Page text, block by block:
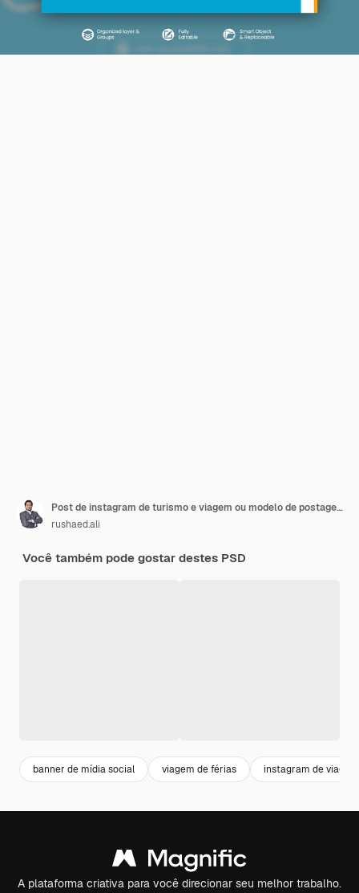
Post de instagram de turismo e viagem ou modelo de postagem de mídia social psd premium
rushaed.ali
Você também pode gostar destes PSD
banner de mídia social viagem de férias instagram de viagem
A plataforma criativa para você direcionar seu melhor trabalho.